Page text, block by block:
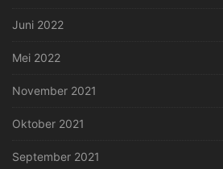
Juni 2022
Mei 2022
November 2021
Oktober 2021
September 2021